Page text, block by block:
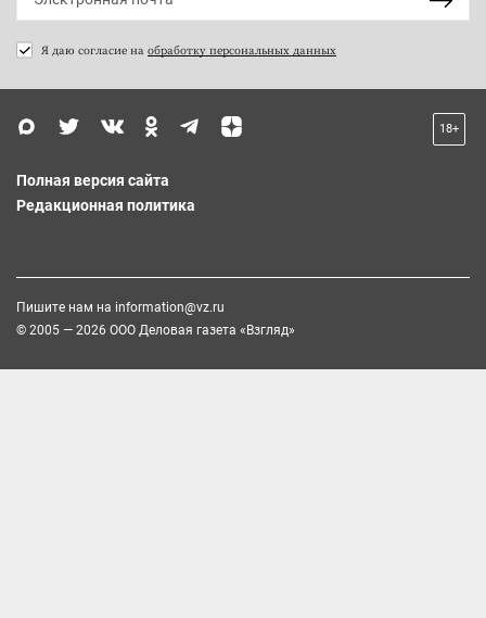
Я даю согласие на обработку персональных данных
18+
Полная версия сайта
Редакционная политика
Пишите нам на information@vz.ru
© 2005 — 2026 ООО Деловая газета «Взгляд»